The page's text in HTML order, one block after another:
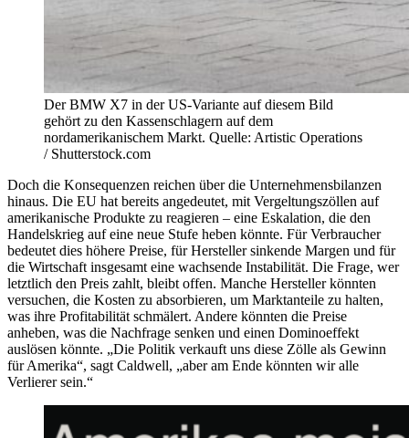
Der BMW X7 in der US-Variante auf diesem Bild
gehört zu den Kassenschlagern auf dem
nordamerikanischem Markt. Quelle: Artistic Operations
/ Shutterstock.com
Doch die Konsequenzen reichen über die Unternehmensbilanzen
hinaus. Die EU hat bereits angedeutet, mit Vergeltungszöllen auf
amerikanische Produkte zu reagieren – eine Eskalation, die den
Handelskrieg auf eine neue Stufe heben könnte. Für Verbraucher
bedeutet dies höhere Preise, für Hersteller sinkende Margen und für
die Wirtschaft insgesamt eine wachsende Instabilität. Die Frage, wer
letztlich den Preis zahlt, bleibt offen. Manche Hersteller könnten
versuchen, die Kosten zu absorbieren, um Marktanteile zu halten,
was ihre Profitabilität schmälert. Andere könnten die Preise
anheben, was die Nachfrage senken und einen Dominoeffekt
auslösen könnte. „Die Politik verkauft uns diese Zölle als Gewinn
für Amerika“, sagt Caldwell, „aber am Ende könnten wir alle
Verlierer sein.“